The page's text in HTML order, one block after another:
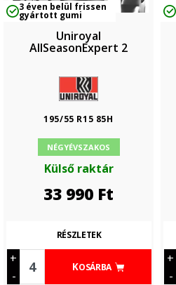
3 éven belül frissen
gyártott gumi
Uniroyal
AllSeasonExpert 2
195/55 R15 85H
NÉGYÉVSZAKOS
Külső raktár
33 990 Ft
+
-
KOSÁRBA
RÉSZLETEK
+
-